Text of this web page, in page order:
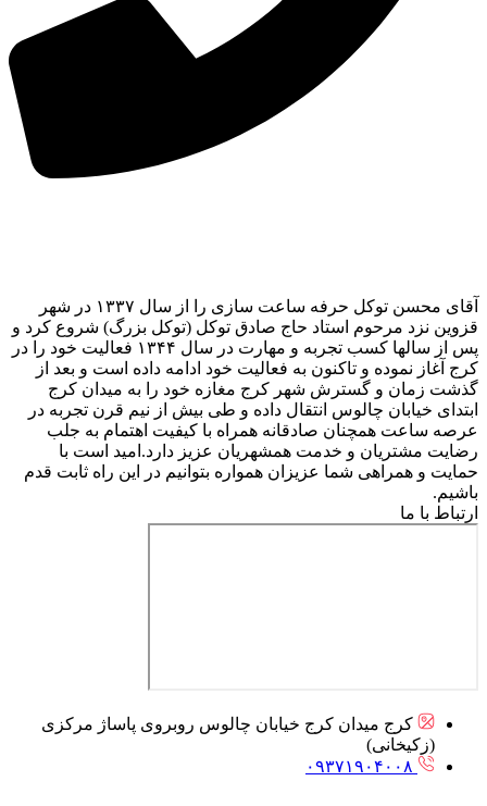
آقای محسن توکل حرفه ساعت سازی را از سال ۱۳۳۷ در شهر
قزوین نزد مرحوم استاد حاج صادق توکل (توکل بزرگ) شروع کرد و
پس از سالها کسب تجربه و مهارت در سال ۱۳۴۴ فعالیت خود را در
کرج آغاز نموده و تاکنون به فعالیت خود ادامه داده است و بعد از
گذشت زمان و گسترش شهر کرج مغازه خود را به میدان کرج
ابتدای خیابان چالوس انتقال داده و طی بیش از نیم قرن تجربه در
عرصه ساعت همچنان صادقانه همراه با کیفیت اهتمام به جلب
رضایت مشتریان و خدمت همشهریان عزیز دارد.امید است با
حمایت و همراهی شما عزیزان همواره بتوانیم در این راه ثابت قدم
باشیم.
ارتباط با ما
کرج میدان کرج خیابان چالوس روبروی پاساژ مرکزی
(زکیخانی)
۰۹۳۷۱۹۰۴۰۰۸